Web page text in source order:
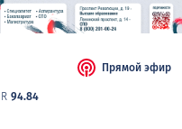
94.84
Прямой эфир